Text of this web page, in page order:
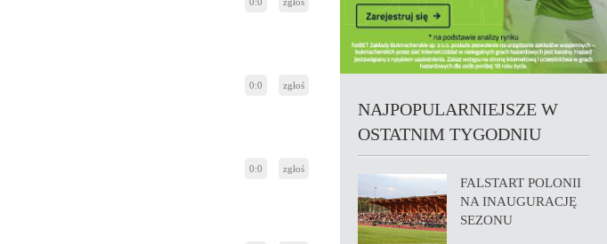
0:0 zgłoś
0:0 zgłoś
NAJPOPULARNIEJSZE W
OSTATNIM TYGODNIU
FALSTART POLONII
NA INAUGURACJĘ
SEZONU